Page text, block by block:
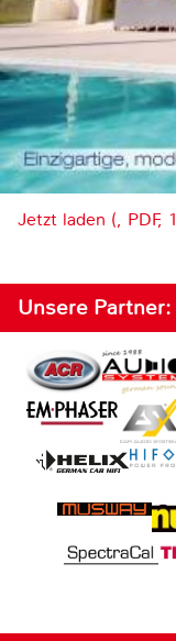
Jetzt laden (, PDF,
Unsere Partner: